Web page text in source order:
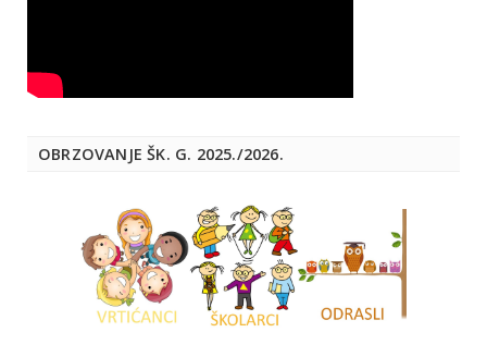
OBRZOVANJE ŠK. G. 2025./2026.